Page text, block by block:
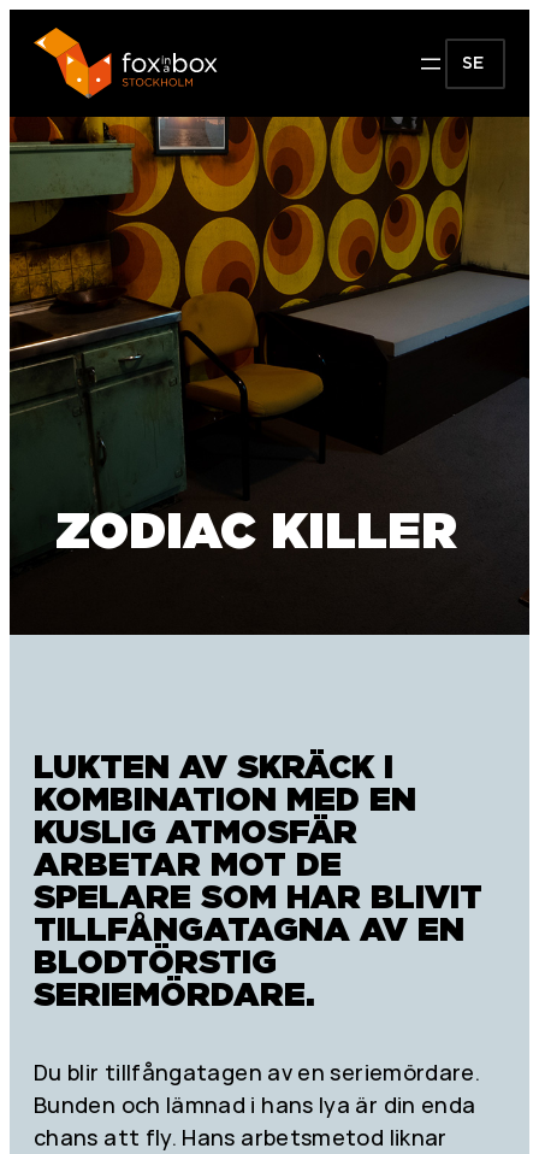
SE
ZODIAC KILLER
LUKTEN AV SKRÄCK I
KOMBINATION MED EN
KUSLIG ATMOSFÄR
ARBETAR MOT DE
SPELARE SOM HAR BLIVIT
TILLFÅNGATAGNA AV EN
BLODTÖRSTIG
SERIEMÖRDARE.
Du blir tillfångatagen av en seriemördare.
Bunden och lämnad i hans lya är din enda
chans att fly. Hans arbetsmetod liknar